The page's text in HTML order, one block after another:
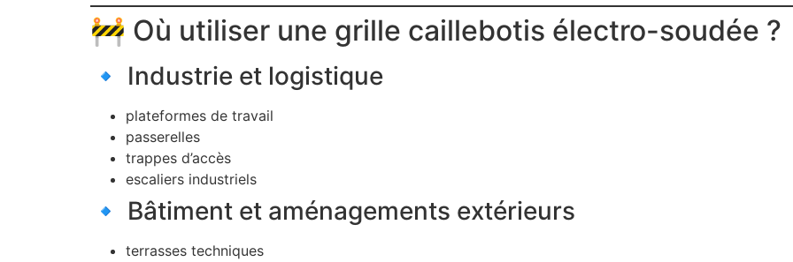
🚧 Où utiliser une grille caillebotis électro-soudée ?
🔹 Industrie et logistique
plateformes de travail
passerelles
trappes d’accès
escaliers industriels
🔹 Bâtiment et aménagements extérieurs
terrasses techniques